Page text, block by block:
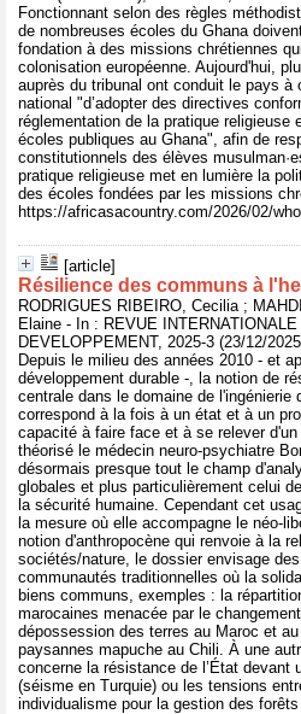
Fonctionnant selon des règles
de nombreuses écoles du Ghana
fondation à des missions chrétiennes
colonisation européenne. Aujourd'hui,
auprès du tribunal ont conduit le pays à
national "d’adopter des directives
réglementation de la pratique religieuse
écoles publiques au Ghana", afin de
constitutionnels des élèves
pratique religieuse met en lumière la
des écoles fondées par les missions
https://africasacountry.com/2026/02/
[article]
Résilience des communs à
RODRIGUES RIBEIRO, Cecilia ;
Elaine - In : REVUE
DEVELOPPEMENT, 2025-3 (23/12/
Depuis le milieu des années 2010 - et
développement durable -, la notion de
centrale dans le domaine de l'ingénierie
correspond à la fois à un état et à un
capacité à faire face et à se relever
théorisé le médecin neuro-psychiatre
désormais presque tout le champ
globales et plus particulièrement celui
la sécurité humaine. Cependant cet
la mesure où elle accompagne le néo-
notion d'anthropocène qui renvoie à la
sociétés/nature, le dossier envisage
communautés traditionnelles où la
biens communs, exemples : la
marocaines menacée par le
dépossession des terres au Maroc et
paysannes mapuche au Chili. À une
concerne la résistance de l’État devant
(séisme en Turquie) ou les tensions
individualisme pour la gestion des